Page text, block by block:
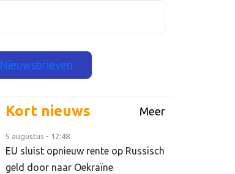
Nieuwsbrieven
Kort nieuws Meer
5 augustus - 12:48
EU sluist opnieuw rente op Russisch
geld door naar Oekraïne